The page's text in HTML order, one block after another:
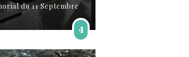
du 11 Septembre
4